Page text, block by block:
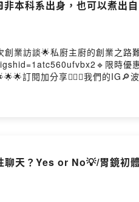
本科系出身，也可以煮出自
業訪談🌟私廚主廚的創業之
限時優
訂閱加分享👍🏻📍我們的
乾爹(
聊天？Yes or No💡/胃鏡初